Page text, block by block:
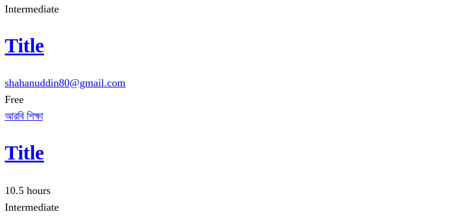
Intermediate
Title
shahanuddin80@gmail.com
Free
আরবি শিক্ষা
Title
10.5 hours
Intermediate